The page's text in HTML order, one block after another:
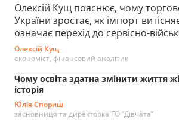
Олексій Кущ пояснює, чому
України зростає, як імпорт
означає перехід до сервісно-
Олексій Кущ
економіст, фінансовий аналітик
Чому освіта здатна змінити життя
історія
Юлія Спориш
засновниця та директорка ГО “Дівчата”